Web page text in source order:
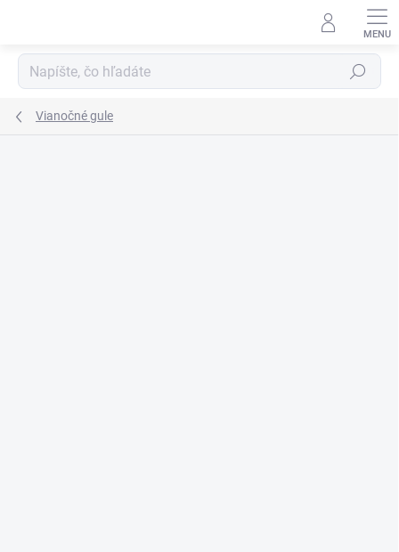
Hľadať
Vianočné gule